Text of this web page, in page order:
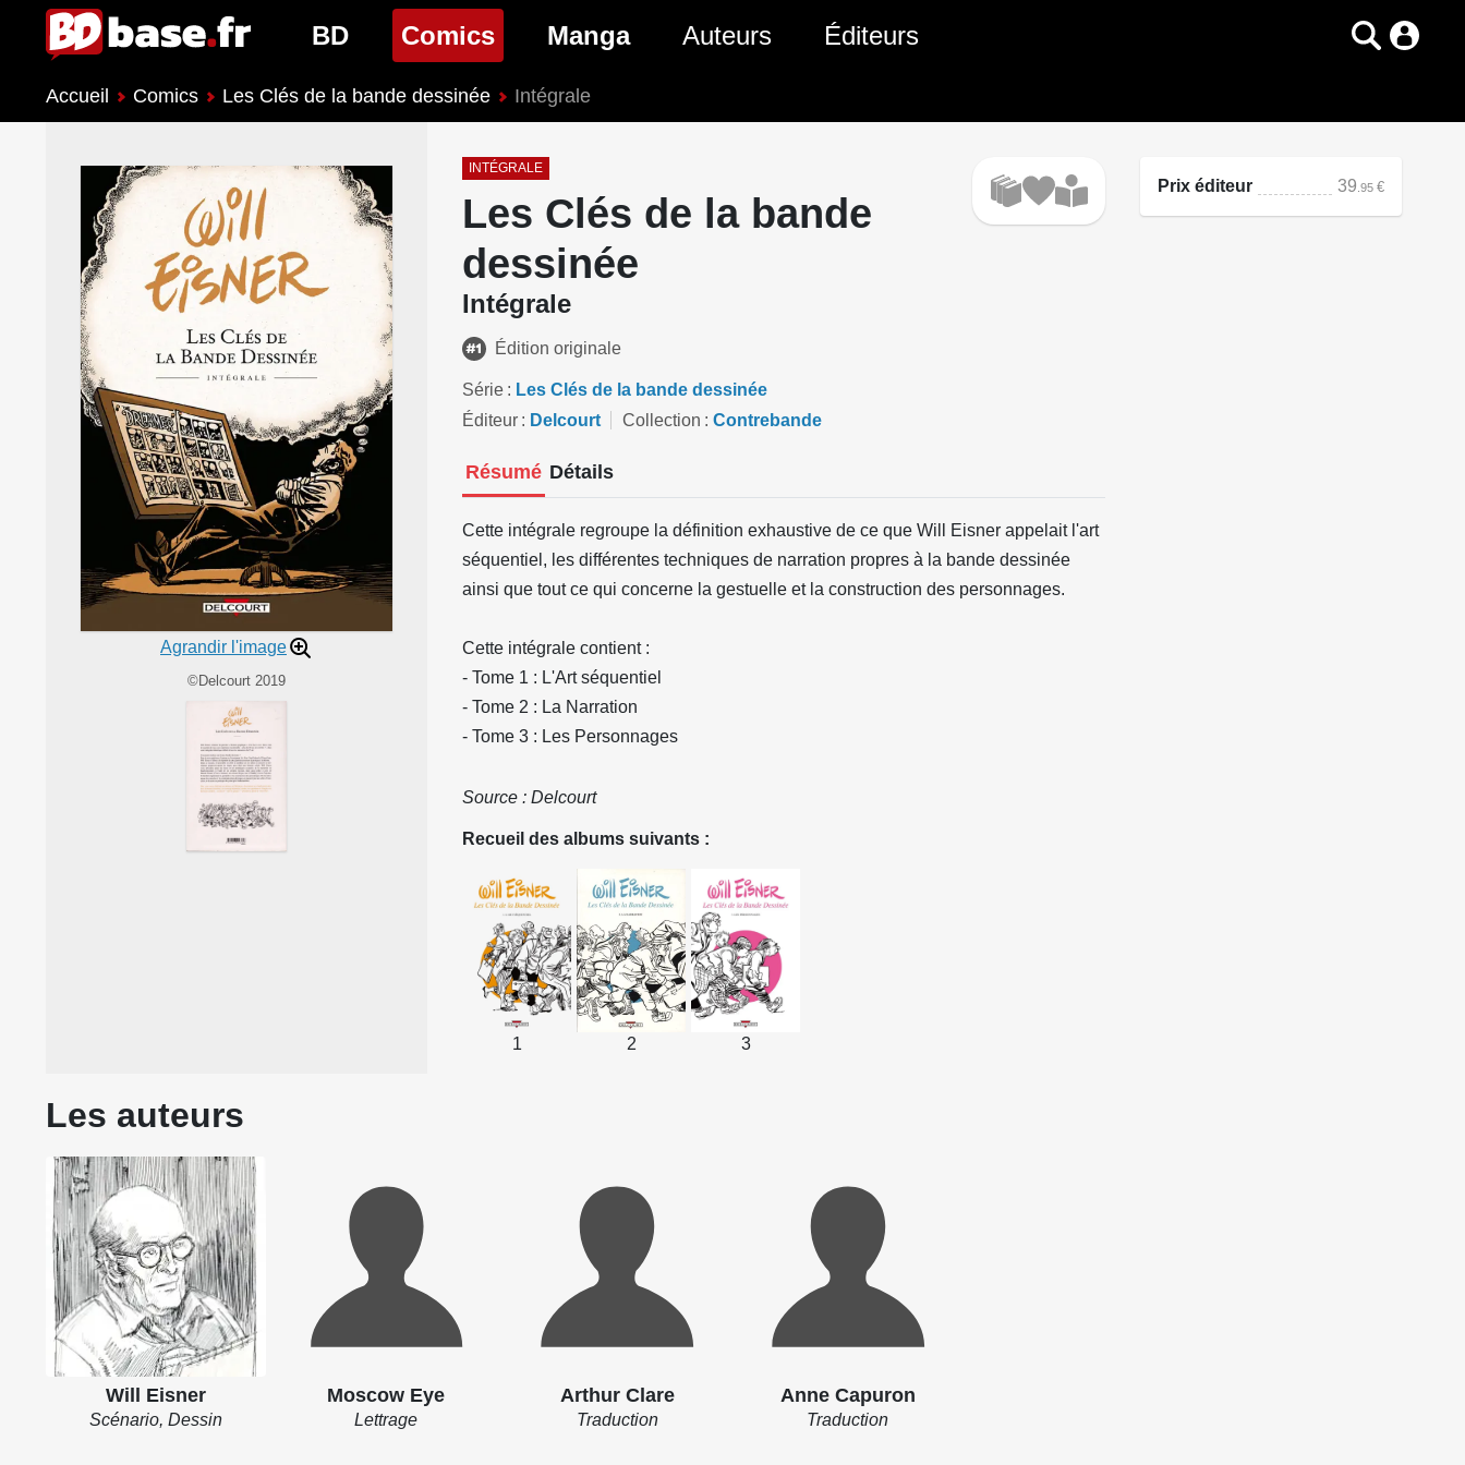
BD
Nouveautés BD
Prochaines sorties BD
Genres BD
Comics(page courante)
Nouveautés Comics
Prochaines sorties Comics
Genres Comics
Manga
Nouveautés Manga
Genres Manga
Auteurs Éditeurs
Accueil Comics Les Clés de la bande dessinée Intégrale
Agrandir l'image
©Delcourt 2019
INTÉGRALE
Les Clés de la bande
dessinée
Intégrale
Édition originale
Série
Les Clés de la bande dessinée
Éditeur
Delcourt Collection Contrebande
Résumé Détails
Cette intégrale regroupe la définition exhaustive de ce que Will Eisner appelait l'art
séquentiel, les différentes techniques de narration propres à la bande dessinée
ainsi que tout ce qui concerne la gestuelle et la construction des personnages.
Cette intégrale contient :
- Tome 1 : L'Art séquentiel
- Tome 2 : La Narration
- Tome 3 : Les Personnages
Source : Delcourt
Recueil des albums suivants :
1 2 3
Prix éditeur 39 .95 €
Les auteurs
Will Eisner
Scénario, Dessin
Moscow Eye
Lettrage
Arthur Clare
Traduction
Anne Capuron
Traduction